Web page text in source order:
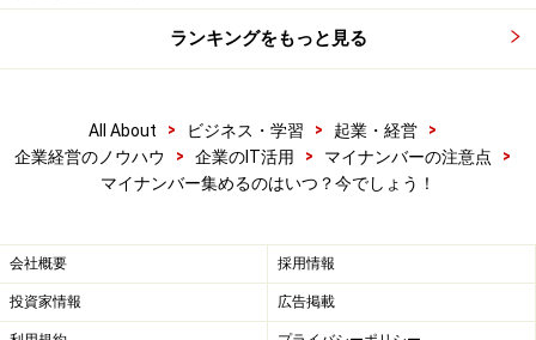
ランキングをもっと見る
All About > ビジネス・学習 > 起業・経営
>
企業経営のノウハウ
> 企業のIT活用 > マイナンバーの注意点
>
マイナンバー集めるのはいつ？今でしょう！
会社概要 採用情報
投資家情報 広告掲載